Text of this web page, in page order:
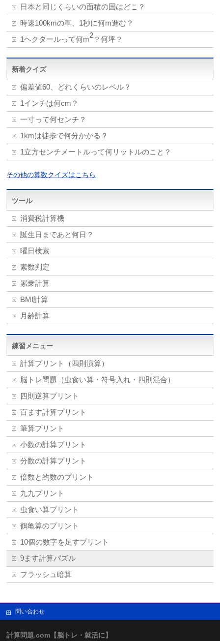
日本と同じくらいの面積の国はどこ？
時速100kmの車、1秒に何m進む？
1ヘクタールって何m2 ？何坪？
新着クイズ
偏差値60、どれくらいのレベル？
1インチは何cm？
一寸って何センチ？
1kmは徒歩で何分かかる？
1立方センチメートルって何リットルのこと？
その他の算数クイズはこちら
ツール
消費税計算機
誕生日まであと何日？
曜日検索
素数判定
累乗計算
BMI計算
月齢計算
練習メニュー
計算プリント（四則演算）
脳トレ問題（虫食い算・符号入れ・四則混合）
四則逆算プリント
百ます計算プリント
筆算プリント
小数の計算プリント
分数の計算プリント
倍数と約数のプリント
九九プリント
虫食い算プリント
鶴亀算のプリント
10個の数字を足すプリント
9ます計算パズル
フラッシュ暗算
問い合わせ
計算問題.com【脳トレ・就活に】